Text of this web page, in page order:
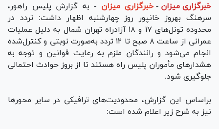
خبرگزاری میزان - خبرگزاری میزان - به گزارش پلیس راهور،
سرهنگ بهروز خانپور روز چهارشنبه اظهار داشت: تردد در
محدوده تونل‌های ۱۷ و ۱۸ آزادراه تهران شمال به دلیل عملیات
عمرانی از ساعت ۸ صبح تا ۱۲ تردد به‌صورت نوبتی و کنترل‌شده
انجام می‌شود و رانندگان ملزم به رعایت قوانین و توجه به
هشدار‌های مأموران پلیس راه هستند تا از بروز حوادث احتمالی
جلوگیری شود.
براساس این گزارش، محدودیت‌های ترافیکی در سایر محور‌ها
نیز به شرح زیر اعلام شده است: